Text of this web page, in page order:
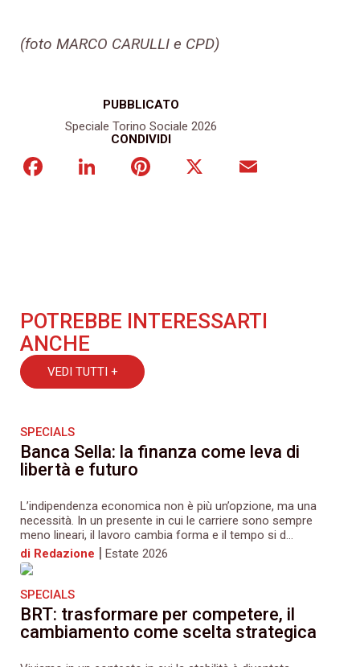
PUBBLICATO
Speciale Torino Sociale 2026
CONDIVIDI
FacebookLinkedInPinterest
(foto MARCO CARULLI e CPD)
POTREBBE INTERESSARTI
ANCHE
VEDI TUTTI +
SPECIALS
Banca Sella: la finanza come leva di
libertà e futuro
L’indipendenza economica non è più un’opzione, ma una
necessità. In un presente in cui le carriere sono sempre
meno lineari, il lavoro cambia forma e il tempo si d...
di Redazione | Estate 2026
SPECIALS
BRT: trasformare per competere, il
cambiamento come scelta strategica